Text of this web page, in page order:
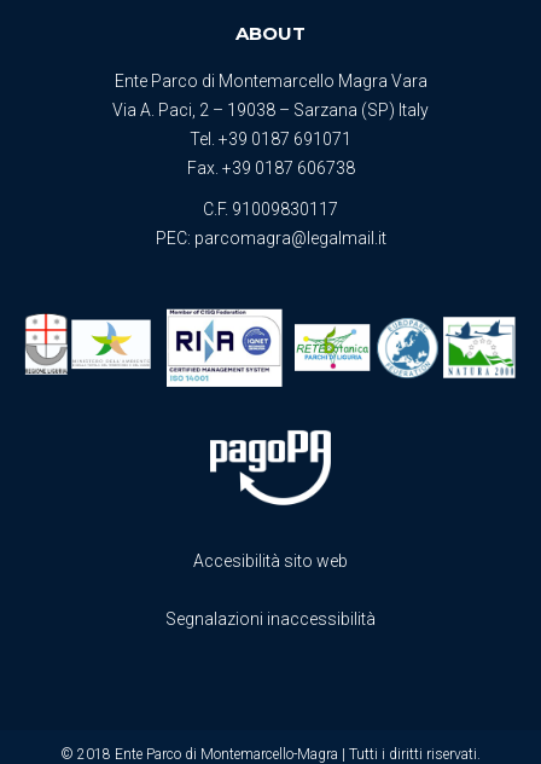
ABOUT
Ente Parco di Montemarcello Magra Vara
Via A. Paci, 2 – 19038 – Sarzana (SP) Italy
Tel. +39 0187 691071
Fax. +39 0187 606738
C.F. 91009830117
PEC: parcomagra@legalmail.it
Accesibilità sito web
Segnalazioni inaccessibilità
© 2018 Ente Parco di Montemarcello-Magra | Tutti i diritti riservati.